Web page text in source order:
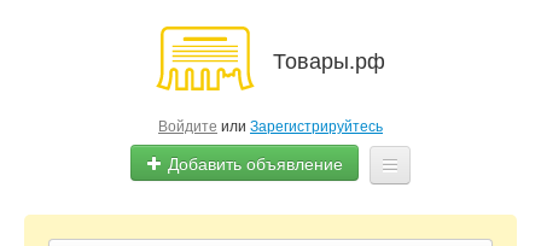
Товары.рф
Войдите или Зарегистрируйтесь
Добавить объявление